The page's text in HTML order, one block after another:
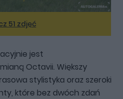
51 zdjęć
jest
Octavii. Większy
stylistyka oraz szeroki
które bez dwóch zdań